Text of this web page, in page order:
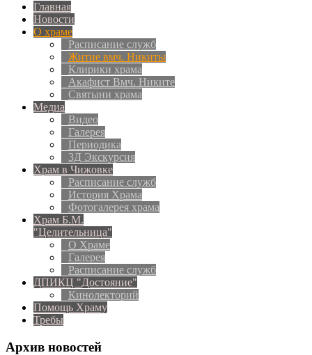
Главная
Новости
О храме
Расписание служб
Житие вмч. Никиты
Клирики храма
Акафист Вмч. Никите
Святыни храма
Медиа
Видео
Галерея
Периодика
3Д Экскурсия
Храм в Чижовке
Расписание служб
История Храма
Фотогалерея храма
Храм Б.М.
"Целительница"
О Храме
Галерея
Расписание служб
ДПИКЦ "Достояние"
Кинолекторий
Помощь Храму
Требы
Архив новостей